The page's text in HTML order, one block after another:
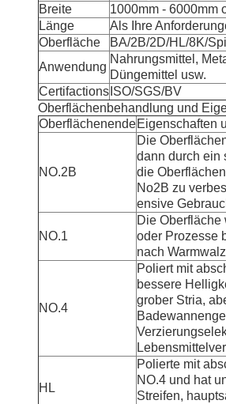
Breite
1000mm - 6000mm
Länge
Als Ihre
Oberfläche
BA/2B/2D/HL/8K/
Anwendung
Nahrungsmittel,
Düngemittel usw.
Certifactions ISO/SGS/BV
Oberflächenbehandlung und
OberflächenendeEigenschaften
NO.2B
Die
dann durch ein
die
No2B zu
ensive
NO.1
Die
oder Prozesse
nach
NO.4
Poliert mit
bessere
grober Stria,
HL
Polierte mit
NO.4 und hat
Streifen,